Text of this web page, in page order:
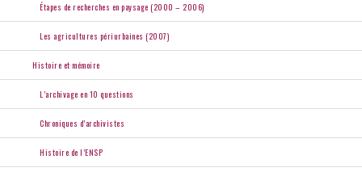
Étapes de recherches en paysage (2000 – 2006)
Les agricultures périurbaines (2007)
Histoire et mémoire
L’archivage en 10 questions
Chroniques d’archivistes
Histoire de l’ENSP